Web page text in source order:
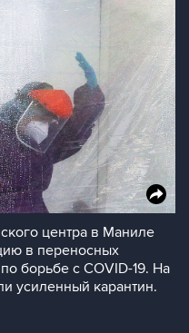
центра в Маниле
в переносных
борьбе с COVID-19. На
усиленный карантин.